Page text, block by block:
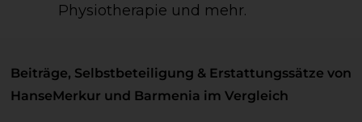
Physiotherapie und mehr.
Beiträge, Selbstbeteiligung & Erstattungssätze von
HanseMerkur und Barmenia im Vergleich